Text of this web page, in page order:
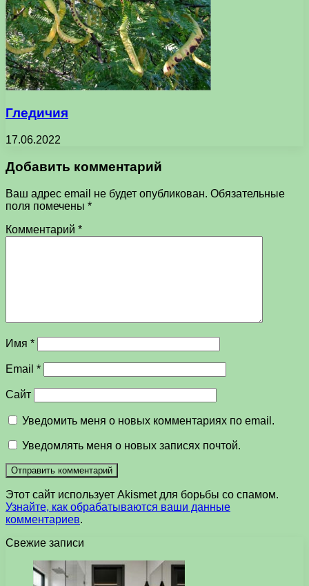
Гледичия
17.06.2022
Добавить комментарий
Ваш адрес email не будет опубликован. Обязательные
поля помечены *
Комментарий *
Имя *
Email *
Сайт
Уведомить меня о новых комментариях по email.
Уведомлять меня о новых записях почтой.
Этот сайт использует Akismet для борьбы со спамом.
Узнайте, как обрабатываются ваши данные
комментариев.
Свежие записи